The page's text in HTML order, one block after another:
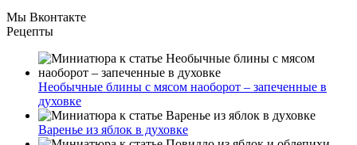
Мы Вконтакте
Рецепты
Необычные блины с мясом наоборот – запеченные в
духовке
Варенье из яблок в духовке